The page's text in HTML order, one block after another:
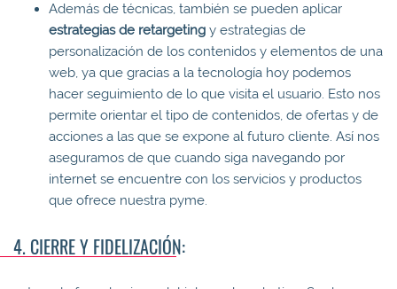
Además de técnicas, también se pueden aplicar
estrategias de retargeting y estrategias de
personalización de los contenidos y elementos de una
web, ya que gracias a la tecnología hoy podemos
hacer seguimiento de lo que visita el usuario. Esto nos
permite orientar el tipo de contenidos, de ofertas y de
acciones a las que se expone al futuro cliente. Así nos
aseguramos de que cuando siga navegando por
internet se encuentre con los servicios y productos
que ofrece nuestra pyme.
4. CIERRE Y FIDELIZACIÓN: